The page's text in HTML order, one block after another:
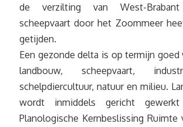
de verzilting van West-
scheepvaart door het Zoommeer
getijden.
Een gezonde delta is op termijn goed
landbouw, scheepvaart,
schelpdiercultuur, natuur en milieu.
wordt inmiddels gericht
Planologische Kernbeslissing Ruimte